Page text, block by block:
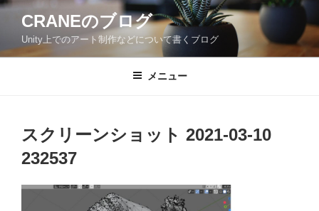
コ
ン
CRANEのブログ
Unity上でのアート制作などについて書くブログ
メニュー
スクリーンショット 2021-03-10
232537